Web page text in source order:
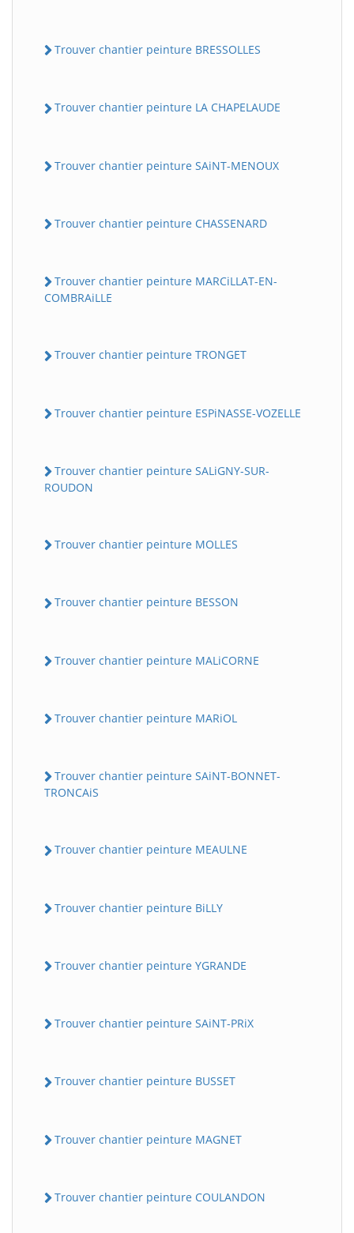
Trouver chantier peinture BRESSOLLES
Trouver chantier peinture LA CHAPELAUDE
Trouver chantier peinture SAiNT-MENOUX
Trouver chantier peinture CHASSENARD
Trouver chantier peinture MARCiLLAT-EN-
COMBRAiLLE
Trouver chantier peinture TRONGET
Trouver chantier peinture ESPiNASSE-VOZELLE
Trouver chantier peinture SALiGNY-SUR-
ROUDON
Trouver chantier peinture MOLLES
Trouver chantier peinture BESSON
Trouver chantier peinture MALiCORNE
Trouver chantier peinture MARiOL
Trouver chantier peinture SAiNT-BONNET-
TRONCAiS
Trouver chantier peinture MEAULNE
Trouver chantier peinture BiLLY
Trouver chantier peinture YGRANDE
Trouver chantier peinture SAiNT-PRiX
Trouver chantier peinture BUSSET
Trouver chantier peinture MAGNET
Trouver chantier peinture COULANDON